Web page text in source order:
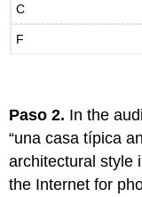
C
F
Paso 2. In the
“una casa típica
architectural style
the Internet for